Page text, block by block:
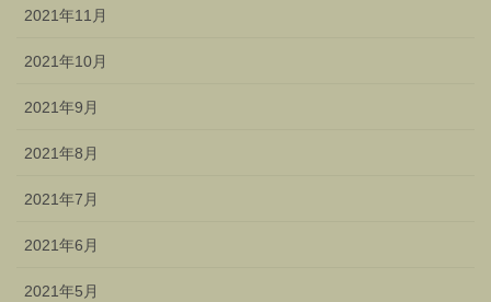
2021年11月
2021年10月
2021年9月
2021年8月
2021年7月
2021年6月
2021年5月